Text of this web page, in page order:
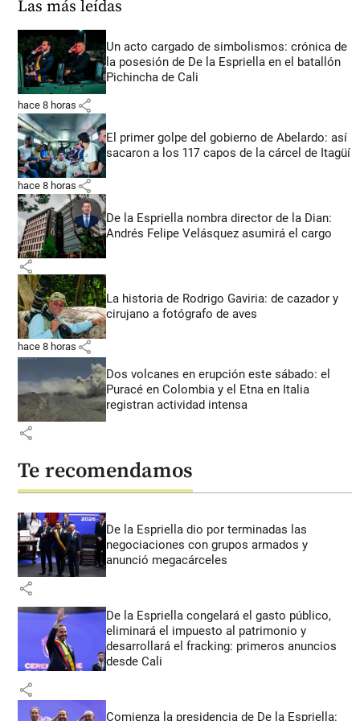
Las más leídas
Un acto cargado de simbolismos: crónica de
la posesión de De la Espriella en el batallón
Pichincha de Cali
hace 8 horas share
El primer golpe del gobierno de Abelardo: así
sacaron a los 117 capos de la cárcel de Itagüí
hace 8 horas share
De la Espriella nombra director de la Dian:
Andrés Felipe Velásquez asumirá el cargo
share
La historia de Rodrigo Gaviria: de cazador y
cirujano a fotógrafo de aves
hace 8 horas share
Dos volcanes en erupción este sábado: el
Puracé en Colombia y el Etna en Italia
registran actividad intensa
share
Te recomendamos
De la Espriella dio por terminadas las
negociaciones con grupos armados y
anunció megacárceles
share
De la Espriella congelará el gasto público,
eliminará el impuesto al patrimonio y
desarrollará el fracking: primeros anuncios
desde Cali
share
Comienza la presidencia de De la Espriella: